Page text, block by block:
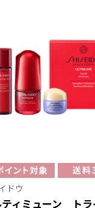
ドウ
ティミューン トラ